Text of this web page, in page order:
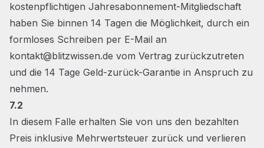
kostenpflichtigen Jahresabonnement-Mitgliedschaft
haben Sie binnen 14 Tagen die Möglichkeit, durch ein
formloses Schreiben per E-Mail an
kontakt@blitzwissen.de vom Vertrag zurückzutreten
und die 14 Tage Geld-zurück-Garantie in Anspruch zu
nehmen.
7.2
In diesem Falle erhalten Sie von uns den bezahlten
Preis inklusive Mehrwertsteuer zurück und verlieren